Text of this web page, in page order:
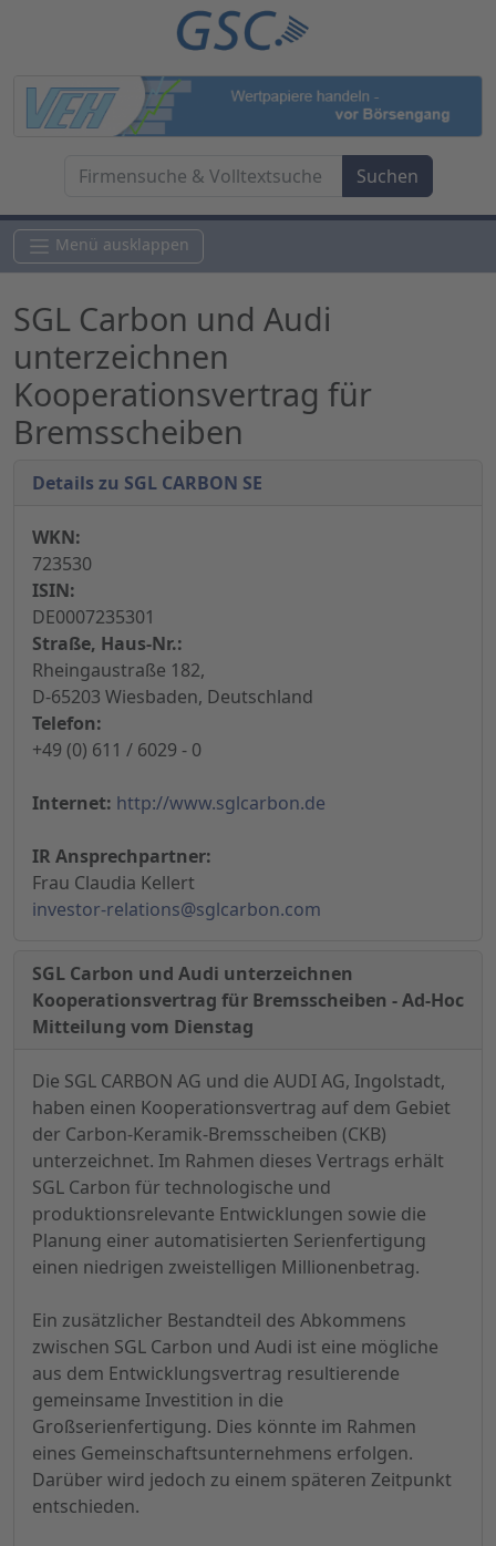
Menü ausklappen
SGL Carbon und Audi
unterzeichnen
Kooperationsvertrag für
Bremsscheiben
Details zu SGL CARBON SE
WKN:
723530
ISIN:
DE0007235301
Straße, Haus-Nr.:
Rheingaustraße 182,
D-65203 Wiesbaden, Deutschland
Telefon:
+49 (0) 611 / 6029 - 0
Internet: http://www.sglcarbon.de
IR Ansprechpartner:
Frau Claudia Kellert
investor-relations@sglcarbon.com
SGL Carbon und Audi unterzeichnen
Kooperationsvertrag für Bremsscheiben - Ad-Hoc
Mitteilung vom Dienstag
Die SGL CARBON AG und die AUDI AG, Ingolstadt,
haben einen Kooperationsvertrag auf dem Gebiet
der Carbon-Keramik-Bremsscheiben (CKB)
unterzeichnet. Im Rahmen dieses Vertrags erhält
SGL Carbon für technologische und
produktionsrelevante Entwicklungen sowie die
Planung einer automatisierten Serienfertigung
einen niedrigen zweistelligen Millionenbetrag.
Ein zusätzlicher Bestandteil des Abkommens
zwischen SGL Carbon und Audi ist eine mögliche
aus dem Entwicklungsvertrag resultierende
gemeinsame Investition in die
Großserienfertigung. Dies könnte im Rahmen
eines Gemeinschaftsunternehmens erfolgen.
Darüber wird jedoch zu einem späteren Zeitpunkt
entschieden.